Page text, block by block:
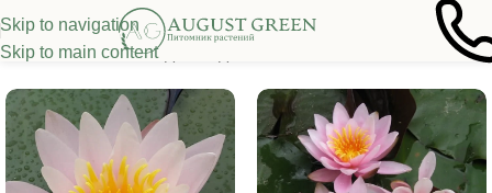
Skip to navigation
Skip to main content
Главная/Растения для водоема